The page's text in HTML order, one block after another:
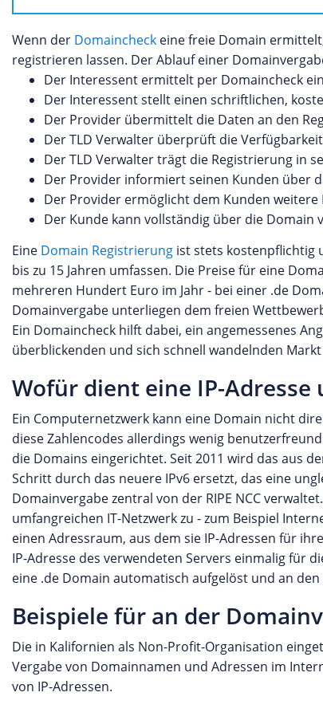
Wenn der Domaincheck eine freie Domain
registrieren lassen. Der Ablauf einer
Der Interessent ermittelt per Domaincheck
Der Interessent stellt einen schriftlichen,
Der Provider übermittelt die Daten an den
Der TLD Verwalter überprüft die Verfügbarkeit
Der TLD Verwalter trägt die Registrierung in
Der Provider informiert seinen Kunden über
Der Provider ermöglicht dem Kunden
Der Kunde kann vollständig über die Domain
Eine Domain Registrierung ist stets kostenpflichtig
bis zu 15 Jahren umfassen. Die Preise für eine
mehreren Hundert Euro im Jahr - bei einer .de
Domainvergabe unterliegen dem freien
Ein Domaincheck hilft dabei, ein angemessenes
überblickenden und sich schnell wandelnden Markt
Wofür dient eine IP-
Ein Computernetzwerk kann eine Domain nicht
diese Zahlencodes allerdings wenig
die Domains eingerichtet. Seit 2011 wird das aus
Schritt durch das neuere IPv6 ersetzt, das eine
Domainvergabe zentral von der RIPE NCC
umfangreichen IT-Netzwerk zu - zum Beispiel
einen Adressraum, aus dem sie IP-Adressen für
IP-Adresse des verwendeten Servers einmalig für
eine .de Domain automatisch aufgelöst und an
Beispiele für an der
Die in Kalifornien als Non-Profit-Organisation
Vergabe von Domainnamen und Adressen im
von IP-Adressen.